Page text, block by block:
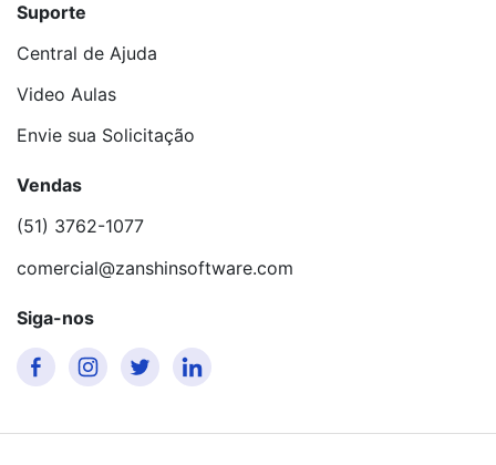
Suporte
Central de Ajuda
Video Aulas
Envie sua Solicitação
Vendas
(51) 3762-1077
comercial@zanshinsoftware.com
Siga-nos